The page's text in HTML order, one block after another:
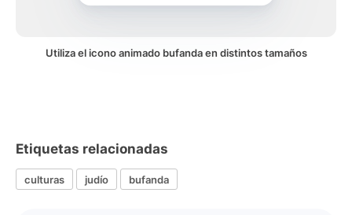
Utiliza el icono animado bufanda en distintos tamaños
Etiquetas relacionadas
culturas judío bufanda